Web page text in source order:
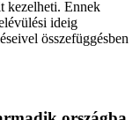
kezelheti. Ennek
ideig
összefüggésben